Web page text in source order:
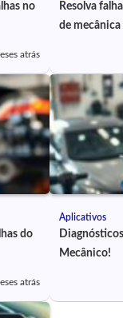
no
atrás
Resolva
de mecânica
do
atrás
Aplicativos
Mecânico!